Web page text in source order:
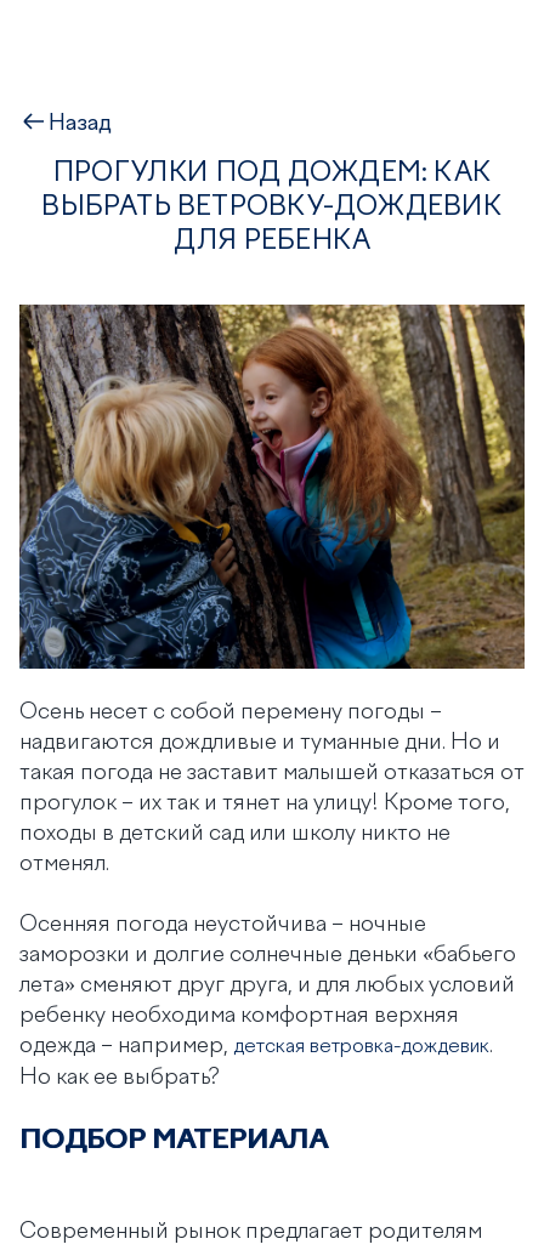
Назад
ПРОГУЛКИ ПОД ДОЖДЕМ: КАК
ВЫБРАТЬ ВЕТРОВКУ-ДОЖДЕВИК
ДЛЯ РЕБЕНКА
Осень несет с собой перемену погоды –
надвигаются дождливые и туманные дни. Но и
такая погода не заставит малышей отказаться от
прогулок – их так и тянет на улицу! Кроме того,
походы в детский сад или школу никто не
отменял.
Осенняя погода неустойчива – ночные
заморозки и долгие солнечные деньки «бабьего
лета» сменяют друг друга, и для любых условий
ребенку необходима комфортная верхняя
одежда – например, детская ветровка-дождевик.
Но как ее выбрать?
ПОДБОР МАТЕРИАЛА
Современный рынок предлагает родителям